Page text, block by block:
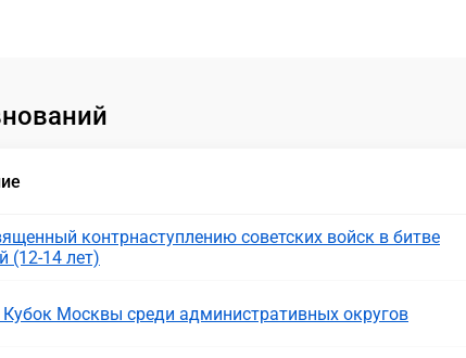
контрнаступлению советских войск в битве
(12-14 лет)
Москвы среди административных округов